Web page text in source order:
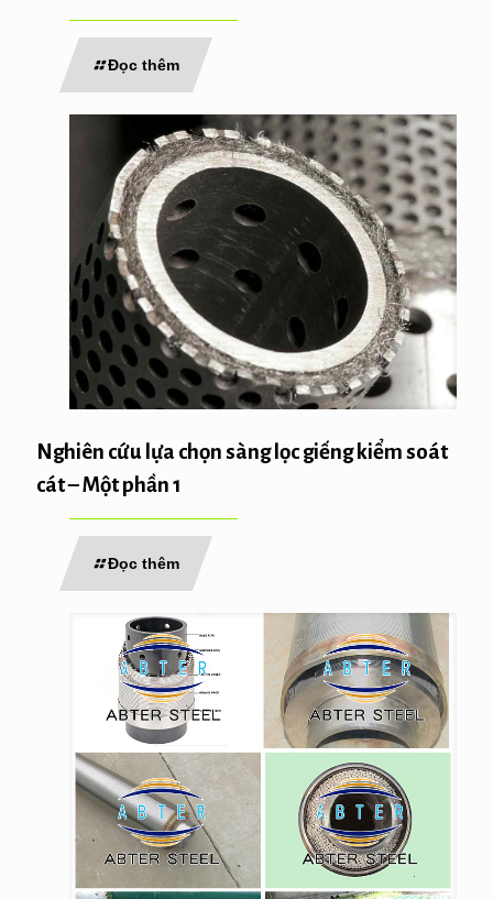
Đọc thêm
Nghiên cứu lựa chọn sàng lọc giếng kiểm soát
cát – Một phần 1
Đọc thêm